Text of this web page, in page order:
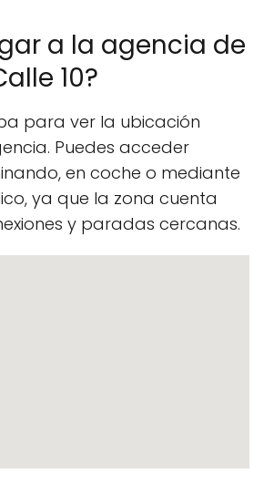
a la agencia de
10?
para ver la ubicación
Puedes acceder
en coche o mediante
ya que la zona cuenta
y paradas cercanas.